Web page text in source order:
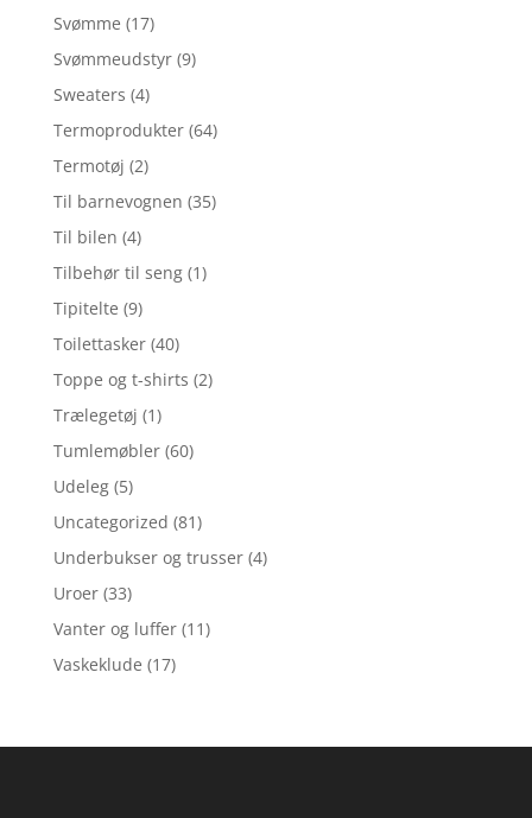
Svømme (17)
Svømmeudstyr (9)
Sweaters (4)
Termoprodukter (64)
Termotøj (2)
Til barnevognen (35)
Til bilen (4)
Tilbehør til seng (1)
Tipitelte (9)
Toilettasker (40)
Toppe og t-shirts (2)
Trælegetøj (1)
Tumlemøbler (60)
Udeleg (5)
Uncategorized (81)
Underbukser og trusser (4)
Uroer (33)
Vanter og luffer (11)
Vaskeklude (17)